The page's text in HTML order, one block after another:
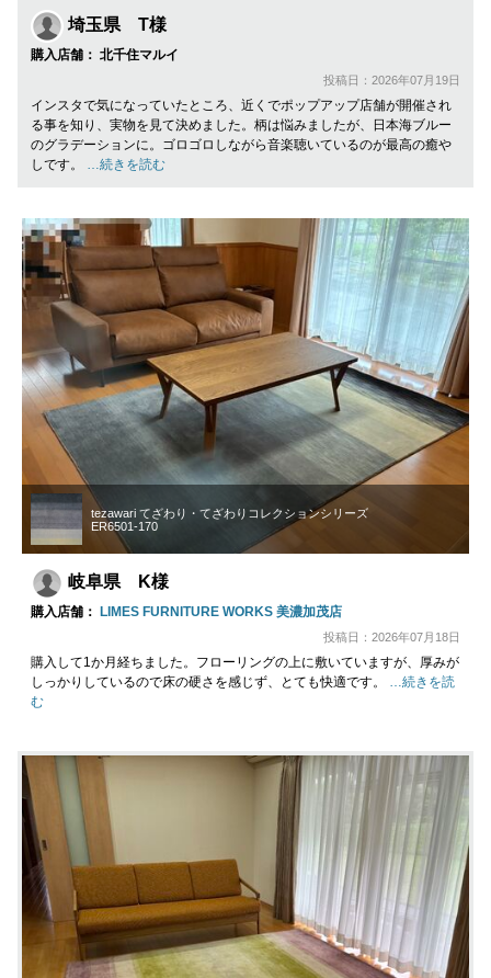
埼玉県 T様
購入店舗： 北千住マルイ
投稿日：2026年07月19日
インスタで気になっていたところ、近くでポップアップ店舗が開催され
る事を知り、実物を見て決めました。柄は悩みましたが、日本海ブルー
のグラデーションに。ゴロゴロしながら音楽聴いているのが最高の癒や
しです。 …続きを読む
tezawari てざわり・てざわりコレクションシリーズ
ER6501-170
岐阜県 K様
購入店舗： LIMES FURNITURE WORKS 美濃加茂店
投稿日：2026年07月18日
購入して1か月経ちました。フローリングの上に敷いていますが、厚みが
しっかりしているので床の硬さを感じず、とても快適です。 …続きを読
む